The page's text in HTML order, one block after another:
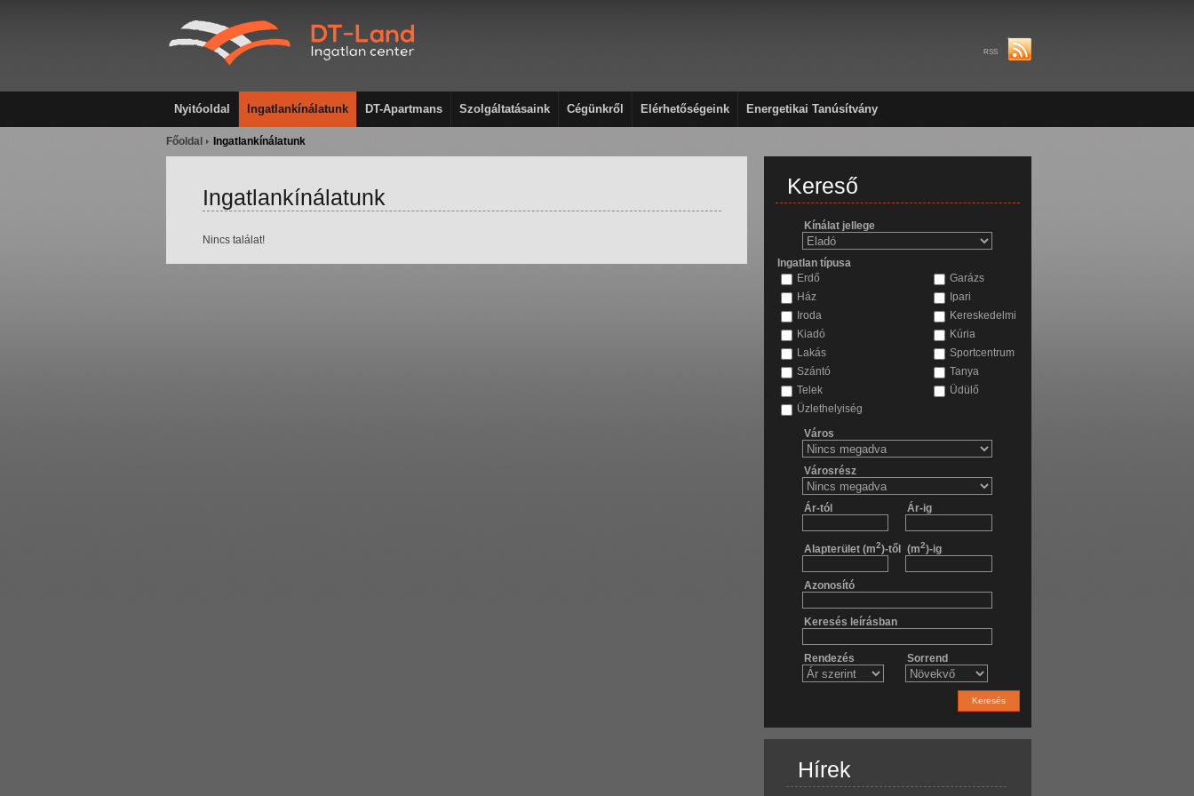
RSS
Nyitóoldal Ingatlankínálatunk DT-Apartmans Szolgáltatásaink Cégünkről Elérhetőségeink Energetikai Tanúsítvány
Főoldal Ingatlankínálatunk
Ingatlankínálatunk
Nincs találat!
Kereső
Kínálat jellege
Ingatlan típusa
Erdő
Garázs
Ház
Ipari
Iroda
Kereskedelmi
Kiadó
Kúria
Lakás
Sportcentrum
Szántó
Tanya
Telek
Üdülő
Üzlethelyiség
Város
Városrész
Ár-tól Ár-ig
Alapterület (m2)-től (m2)-ig
Azonosító
Keresés leírásban
Rendezés Sorrend
Keresés
Hírek